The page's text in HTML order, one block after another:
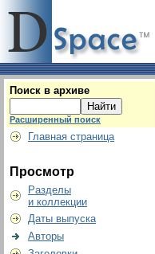
Поиск в архиве
Расширенный поиск
Главная страница
Просмотр
Разделы
и коллекции
Даты выпуска
Авторы